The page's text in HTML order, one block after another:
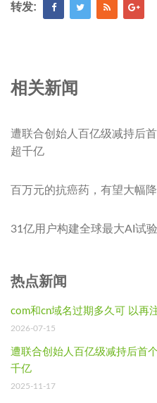
转发:
相关新闻
遭联合创始人百亿级减持后
超千亿
百万元的抗癌药，有望大幅降
31亿用户构建全球最大AI试
热点新闻
com和cn域名过期多久可 以再
2026-07-15
遭联合创始人百亿级减持后首
千亿
2025-11-17